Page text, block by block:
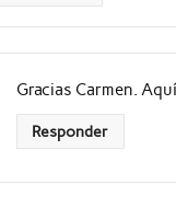
Gracias Carmen.
Responder